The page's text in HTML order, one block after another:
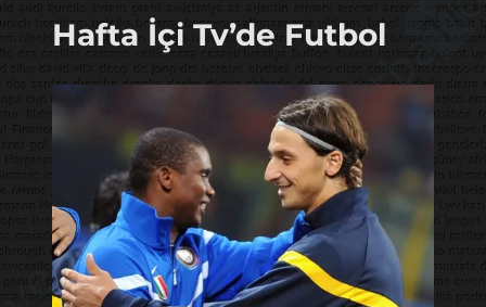
Hafta İçi Tv’de Futbol